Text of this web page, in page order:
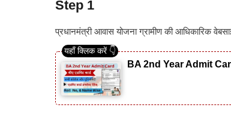
Step 1
प्रधानमंत्री आवास योजना ग्रामीण की आधिकारिक
BA 2nd Year Admit